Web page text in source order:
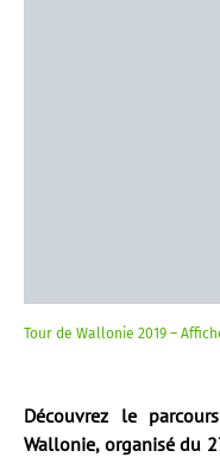
Tour de Wallonie 2019 –
Découvrez le
Wallonie, organisé du